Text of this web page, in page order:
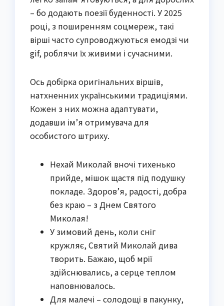
– бо додають поезії буденності. У 2025
році, з поширенням соцмереж, такі
вірші часто супроводжуються емодзі чи
gif, роблячи їх живими і сучасними.
Ось добірка оригінальних віршів,
натхненних українськими традиціями.
Кожен з них можна адаптувати,
додавши ім’я отримувача для
особистого штриху.
Нехай Миколай вночі тихенько
прийде, мішок щастя під подушку
покладе. Здоров’я, радості, добра
без краю – з Днем Святого
Миколая!
У зимовий день, коли сніг
кружляє, Святий Миколай дива
творить. Бажаю, щоб мрії
здійснювались, а серце теплом
наповнювалось.
Для малечі – солодощі в пакунку,